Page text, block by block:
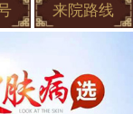
来院路线